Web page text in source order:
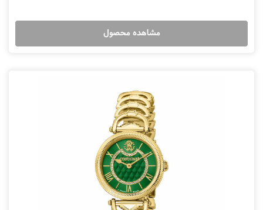
مشاهده محصول